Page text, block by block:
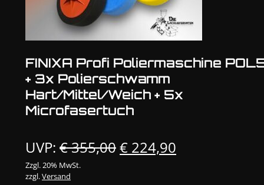
FINIXA Profi Poliermaschine
+ 3x Polierschwamm
Hart/Mittel/Weich + 5x
Microfasertuch
UVP: €355,00Ursprünglicher
€ 224,90
Zzgl. 20% MwSt.
zzgl.Versand